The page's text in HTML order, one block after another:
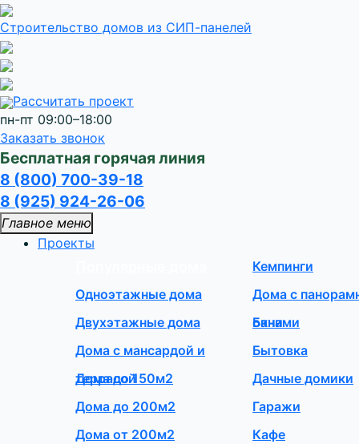
Строительство домов из СИП-панелей
Рассчитать проект
пн-пт 09:00–18:00
Заказать звонок
Бесплатная горячая линия
8 (800) 700-39-18
8 (925) 924-26-06
Главное меню
Проекты
Одноэтажные дома
Двухэтажные дома
Дома с мансардой и
террасой
Дома до 150м2
Дома до 200м2
Дома от 200м2
Кемпинги
Дома с
окнами
Бани
Бытовка
Дачные домики
Гаражи
Кафе